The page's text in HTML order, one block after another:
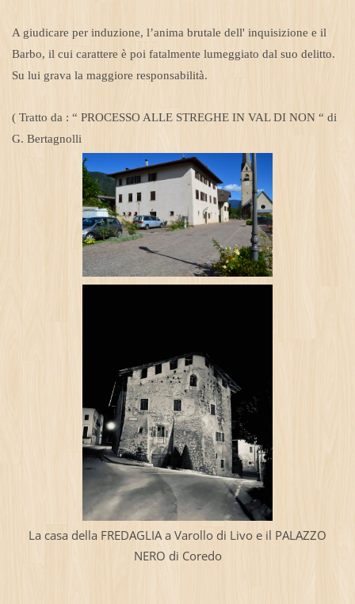
A giudicare per induzione, l’anima brutale dell' inquisizione e il
Barbo, il cui carattere è poi fatalmente lumeggiato dal suo delitto.
Su lui grava la maggiore responsabilità.
( Tratto da : “ PROCESSO ALLE STREGHE IN VAL DI NON “ di
G. Bertagnolli
La casa della FREDAGLIA a Varollo di Livo e il PALAZZO
NERO di Coredo